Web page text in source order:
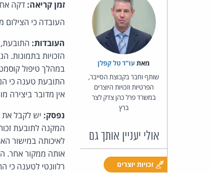
מאת‏עו"ד טל קפלן
שותף וחבר בקבוצת הסייבר,
הפרטיות וזכויות היוצרים
במשרד פרל כהן צדק לצר
ברץ
אולי יעניין אותך גם
זכויות יוצרים
זמן קריאה: דקה
העובדה כי הצילום
העובדות:
הזכויות
במהלך טיפול
התובעת טענה כי
אין מדובר ביצירה
נפסק: יש לקבל
המקנה לתובעת
לאיכותה במישור
אותה ממקור אחר.
רלוונטי לטענה כי